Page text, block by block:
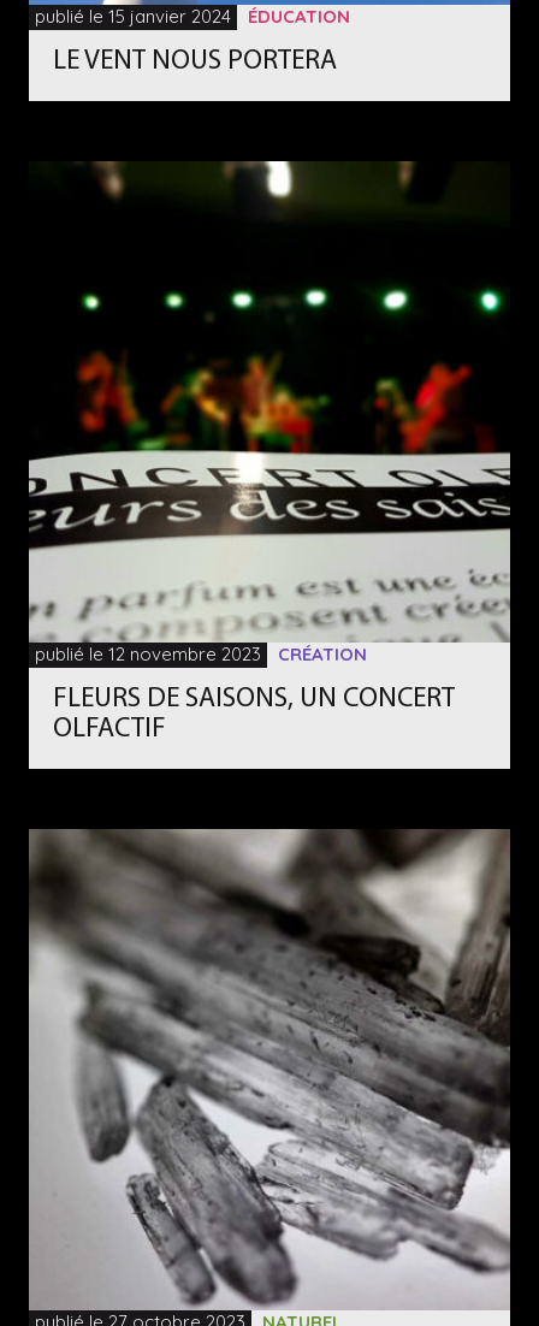
publié le 15 janvier 2024 ÉDUCATION
LE VENT NOUS PORTERA
publié le 12 novembre 2023 CRÉATION
FLEURS DE SAISONS, UN CONCERT
OLFACTIF